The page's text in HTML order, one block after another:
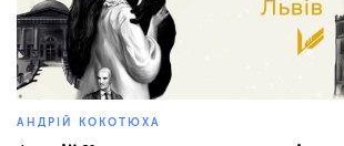
АНДРІЙ КОКОТЮХА